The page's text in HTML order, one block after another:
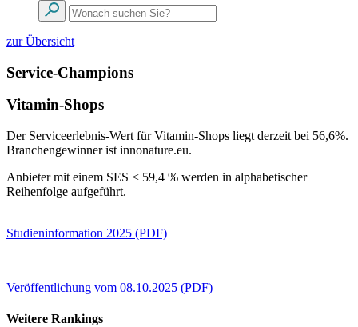
zur Übersicht
Service-Champions
Vitamin-Shops
Der Serviceerlebnis-Wert für Vitamin-Shops liegt derzeit bei 56,6%.
Branchengewinner ist innonature.eu.
Anbieter mit einem SES < 59,4 % werden in alphabetischer
Reihenfolge aufgeführt.
Studieninformation 2025 (PDF)
Veröffentlichung vom 08.10.2025 (PDF)
Weitere Rankings